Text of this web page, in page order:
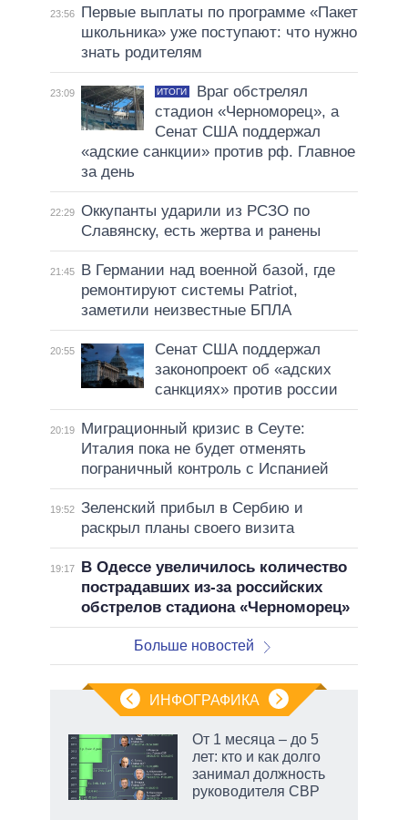
23:56
Первые выплаты по программе «Пакет
школьника» уже поступают: что нужно
знать родителям
23:09 ИТОГИ
Враг обстрелял
стадион «Черноморец», а
Сенат США поддержал
«адские санкции» против рф. Главное
за день
22:29 Оккупанты ударили из РСЗО по
Славянску, есть жертва и ранены
21:45
В Германии над военной базой, где
ремонтируют системы Patriot,
заметили неизвестные БПЛА
20:55
Сенат США поддержал
законопроект об «адских
санкциях» против россии
20:19
Миграционный кризис в Сеуте:
Италия пока не будет отменять
пограничный контроль с Испанией
19:52 Зеленский прибыл в Сербию и
раскрыл планы своего визита
19:17
В Одессе увеличилось количество
пострадавших из-за российских
обстрелов стадиона «Черноморец»
Больше новостей
ИНФОГРАФИКА
От 1 месяца – до 5
лет: кто и как долго
занимал должность
руководителя СВР